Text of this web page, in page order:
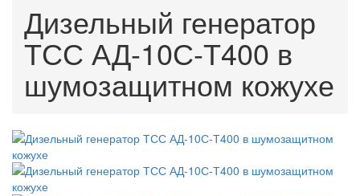
Дизельный генератор
ТСС АД-10С-Т400 в
шумозащитном кожухе